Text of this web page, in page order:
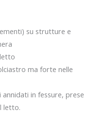
su strutture e
ma forte nelle
in fessure, prese
letto.